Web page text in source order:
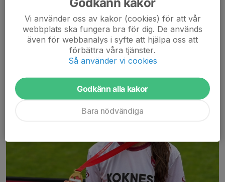
Keita Lettisk ungdomsmästarinna
6 kommentarer
Vi använder oss av kakor (cookies) för att vår
webbplats ska fungera bra för dig. De används
även för webbanalys i syfte att hjälpa oss att
förbättra våra tjänster.
Så använder vi cookies
Godkänn alla kakor
Bara nödvändiga